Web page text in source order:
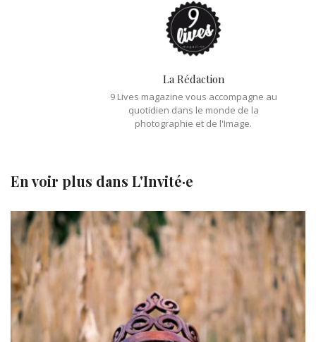
La Rédaction
9 Lives magazine vous accompagne au
quotidien dans le monde de la
photographie et de l'Image.
En voir plus dans L'Invité·e